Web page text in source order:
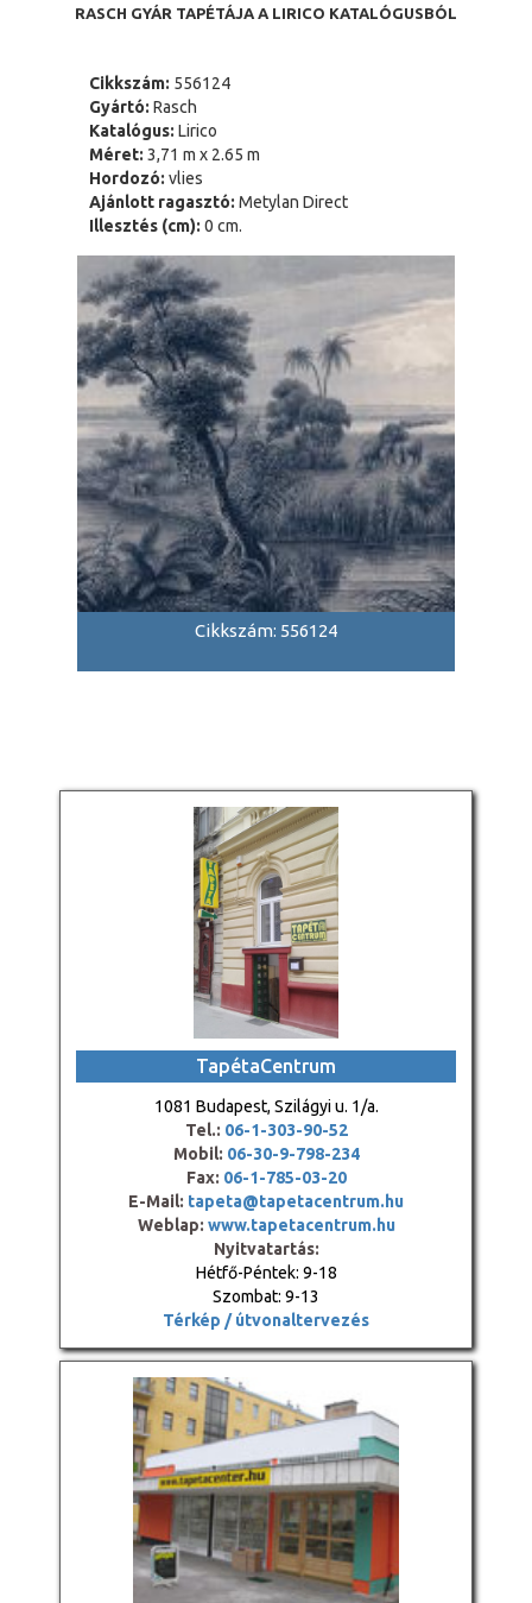
RASCH GYÁR TAPÉTÁJA A LIRICO KATALÓGUSBÓL
Cikkszám: 556124
Gyártó: Rasch
Katalógus: Lirico
Méret: 3,71 m x 2.65 m
Hordozó: vlies
Ajánlott ragasztó: Metylan Direct
Illesztés (cm): 0 cm.
Cikkszám: 556124
TapétaCentrum
1081 Budapest, Szilágyi u. 1/a.
Tel.: 06-1-303-90-52
Mobil: 06-30-9-798-234
Fax: 06-1-785-03-20
E-Mail: tapeta@tapetacentrum.hu
Weblap: www.tapetacentrum.hu
Nyitvatartás:
Hétfő-Péntek: 9-18
Szombat: 9-13
Térkép / útvonaltervezés